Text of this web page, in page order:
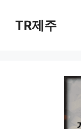
TR제주